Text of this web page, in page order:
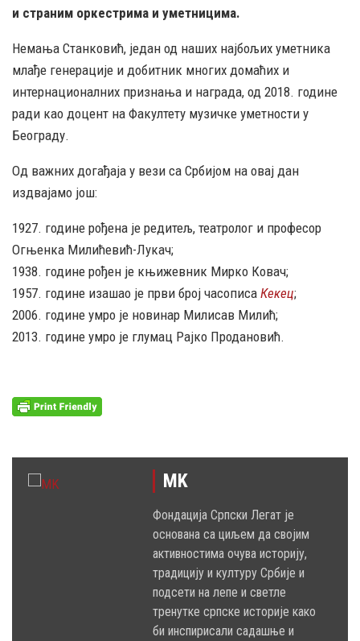
и страним оркестрима и уметницима.
Немања Станковић, један од наших најбољих уметника
млађе генерације и добитник многих домаћих и
интернационалних признања и награда, од 2018. године
ради као доцент на Факултету музичке уметности у
Београду.
Од важних догађаја у вези са Србијом на овај дан
издвајамо још:
1927. године рођена је редитељ, театролог и професор
Огњенка Милићевић-Лукач;
1938. године рођен је књижевник Мирко Ковач;
1957. године изашао је први број часописа Кекец;
2006. године умро је новинар Милисав Милић;
2013. године умро је глумац Рајко Продановић.
MK
Фондација Српски Легат је
основана са циљем да својим
активностима очува историју,
традицију и културу Србије и
подсети на лепе и светле
тренутке српске историје како
би инспирисали садашње и